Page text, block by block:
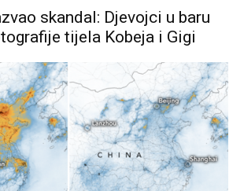
skandal: Djevojci u baru
tijela Kobeja i Gigi